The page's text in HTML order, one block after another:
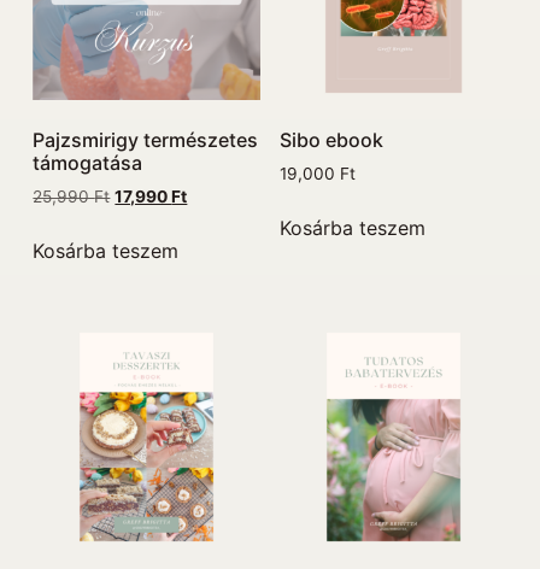
Pajzsmirigy természetes
támogatása
25,990Ft 17,990Ft
Kosárba teszem
Sibo ebook
19,000 Ft
Kosárba teszem